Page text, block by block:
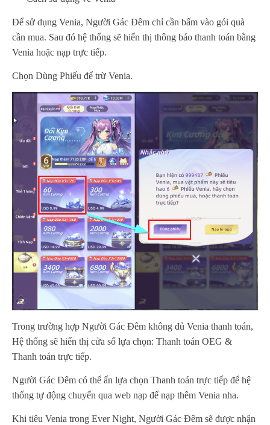
Để sử dụng Venia, Người Gác Đêm chỉ cần bấm vào gói quà
cần mua. Sau đó hệ thống sẽ hiển thị thông báo thanh toán bằng
Venia hoặc nạp trực tiếp.
Chọn Dùng Phiếu để trừ Venia.
Trong trường hợp Người Gác Đêm không đủ Venia thanh toán,
Hệ thống sẽ hiển thị cửa sổ lựa chọn: Thanh toán OEG &
Thanh toán trực tiếp.
Người Gác Đêm có thể ấn lựa chọn Thanh toán trực tiếp để hệ
thống tự động chuyển qua web nạp để nạp thêm Venia nha.
Khi tiêu Venia trong Ever Night, Người Gác Đêm sẽ được nhận